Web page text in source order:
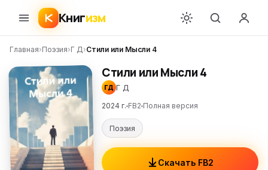
Книгизм
Главная›Поэзия›Г Д›Стили или Мысли 4
Стили или Мысли 4
ГД Г Д
2024 г. FB2 Полная версия
Поэзия
Скачать FB2